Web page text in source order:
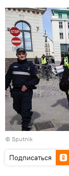
© Sputnik
Подписаться